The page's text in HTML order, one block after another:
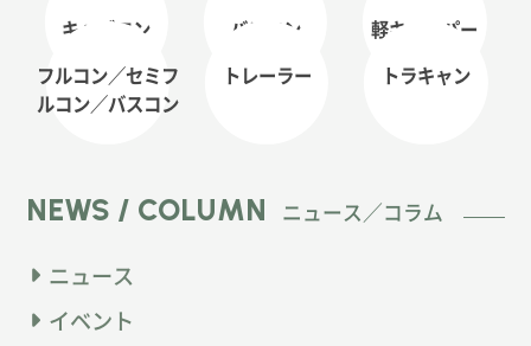
キャブコン バンコン
軽キャンパー
フルコン／セミフ
ルコン／バスコン
トレーラー トラキャン
NEWS / COLUMN ニュース／コラム
ニュース
イベント